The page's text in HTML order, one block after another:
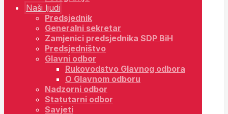
Naši ljudi
Predsjednik
Generalni sekretar
Zamjenici predsjednika SDP BiH
Predsjedništvo
Glavni odbor
Rukovodstvo Glavnog odbora
O Glavnom odboru
Nadzorni odbor
Statutarni odbor
Savjeti